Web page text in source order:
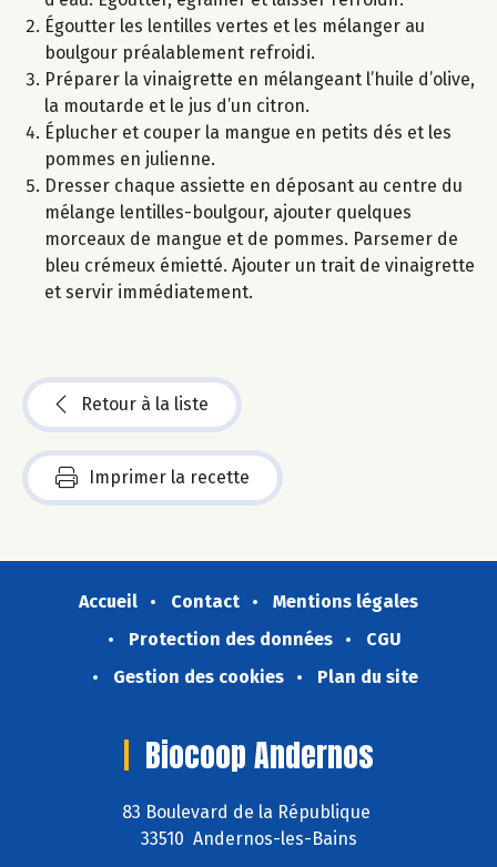
Égoutter les lentilles vertes et les mélanger au
boulgour préalablement refroidi.
Préparer la vinaigrette en mélangeant l’huile d’olive,
la moutarde et le jus d’un citron.
Éplucher et couper la mangue en petits dés et les
pommes en julienne.
Dresser chaque assiette en déposant au centre du
mélange lentilles-boulgour, ajouter quelques
morceaux de mangue et de pommes. Parsemer de
bleu crémeux émietté. Ajouter un trait de vinaigrette
et servir immédiatement.
Retour à la liste
Imprimer la recette
Accueil Contact
Mentions légales
Protection des données
CGU
Gestion des cookies
Plan du site
Biocoop Andernos
83 Boulevard de la République
33510 Andernos-les-Bains